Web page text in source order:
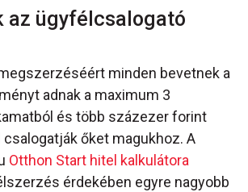
az ügyfélcsalogató
minden bevetnek a
adnak a maximum 3
és több százezer forint
őket magukhoz. A
Otthon Start hitel kalkulátora
érdekében egyre nagyobb